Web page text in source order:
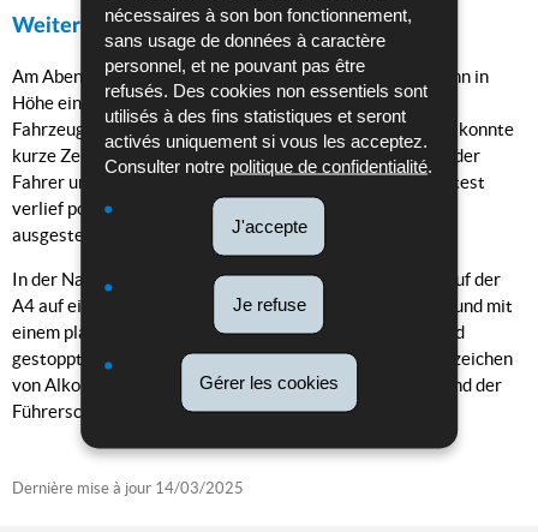
nécessaires à son bon fonctionnement,
sans usage de données à caractère
personnel, et ne pouvant pas être
refusés. Des cookies non essentiels sont
utilisés à des fins statistiques et seront
activés uniquement si vous les acceptez.
Consulter notre politique de confidentialité
J'accepte
Je refuse
Gérer les cookies
Weitere Alkoholfahrten
Am Abend des 13.03.2025 wurde ein alkoholisierter Mann in
Höhe eines Parkplatzes in Crauthem gemeldet, der in ein
Fahrzeug einstieg und wegfuhr. Das gemeldete Fahrzeug konnte
kurze Zeit später von einer Polizeistreife lokalisiert und der
Fahrer unweit entfernt angetroffen werden. Der Alkoholtest
verlief positiv und ein provisorisches Fahrverbot wurde
ausgestellt.
In der Nacht zum 14.03.2025 wurde eine Polizeistreife auf der
A4 auf ein Fahrzeug aufmerksam, das in Schlangenlinien und mit
einem platten Reifen fuhr. Das Fahrzeug wurde umgehend
gestoppt. Bei der Kontrolle wies der Fahrer deutliche Anzeichen
von Alkoholkonsum auf. Der Alkoholtest verlief positiv und der
Führerschein wurde eingezogen.
Dernière mise à jour 14/03/2025